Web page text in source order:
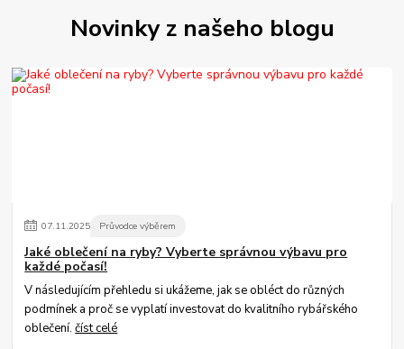
Novinky z našeho blogu
07.11.2025 Průvodce výběrem
Jaké oblečení na ryby? Vyberte správnou výbavu pro
každé počasí!
V následujícím přehledu si ukážeme, jak se obléct do různých
podmínek a proč se vyplatí investovat do kvalitního rybářského
oblečení.číst celé